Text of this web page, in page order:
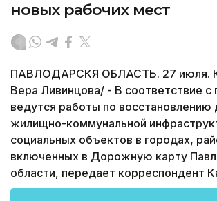
новых рабочих мест
ПАВЛОДАРСКЯ ОБЛАСТЬ. 27
Вера Ливинцова/ - В соответствие с
ведутся работы по восстановлению
жилищно-коммунальной
социальных объектов в городах,
включенных в Дорожную карту
области, передает корреспондент